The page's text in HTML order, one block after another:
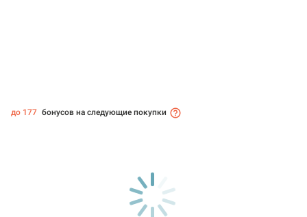
до 177 бонусов на следующие покупки